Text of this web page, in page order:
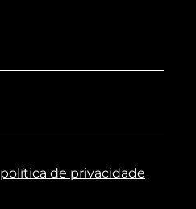
política de privacidade